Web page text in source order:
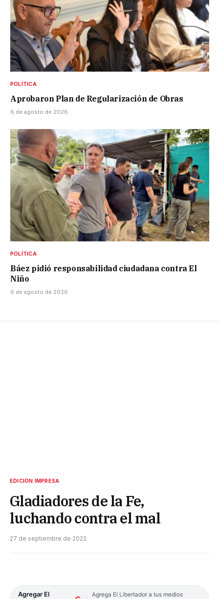
POLÍTICA
Aprobaron Plan de Regularización de Obras
6 de agosto de 2026
POLÍTICA
Báez pidió responsabilidad ciudadana contra El
Niño
6 de agosto de 2026
EDICIÓN IMPRESA
Gladiadores de la Fe,
luchando contra el mal
27 de septiembre de 2022
Agregar El Agrega El Libertador a tus medios